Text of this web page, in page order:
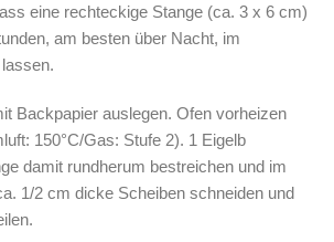
eine rechteckige Stange (ca. 3 x 6 cm)
am besten über Nacht, im
Backpapier auslegen. Ofen vorheizen
150°C/Gas: Stufe 2). 1 Eigelb
damit rundherum bestreichen und im
1/2 cm dicke Scheiben schneiden und